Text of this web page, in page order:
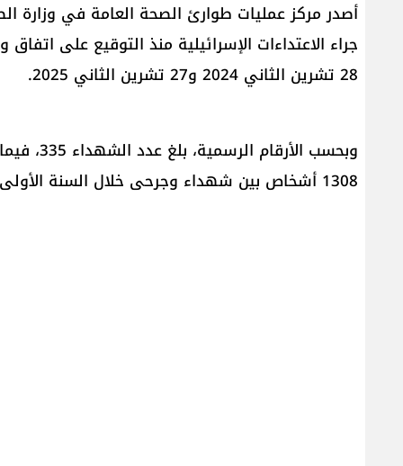
أصدر مركز عمليات طوارئ ​الصحة العامة​ في وزارة
جراء الاعتداءات الإسرائيلية منذ التوقيع على
28 تشرين الثاني 2024 و27 تشرين الثاني 2025.
1308 أشخاص بين شهداء وجرحى خلال السنة الأولى من الاتفاق.